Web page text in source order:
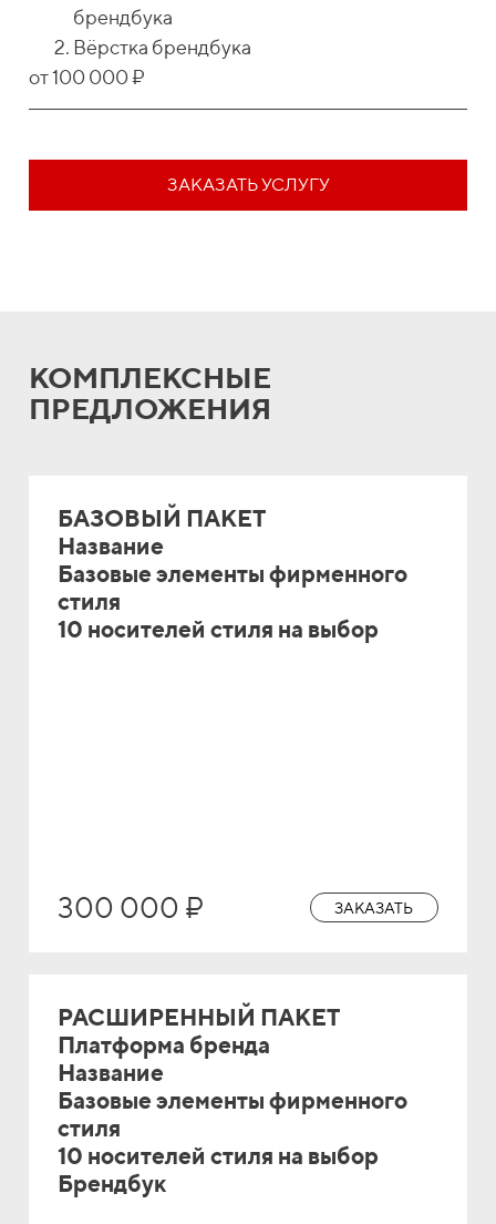
брендбука
Вёрстка брендбука
от 100 000 ₽
ЗАКАЗАТЬ УСЛУГУ
КОМПЛЕКСНЫЕ
ПРЕДЛОЖЕНИЯ
БАЗОВЫЙ ПАКЕТ
Название
Базовые элементы фирменного
стиля
10 носителей стиля на выбор
300 000 ₽ ЗАКАЗАТЬ
РАСШИРЕННЫЙ ПАКЕТ
Платформа бренда
Название
Базовые элементы фирменного
стиля
10 носителей стиля на выбор
Брендбук